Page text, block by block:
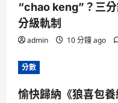
“chao keng”？三
分級軌制
admin 10 分鐘 ago
分數
愉快歸納《狼喜包